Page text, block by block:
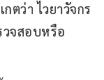
ตว่า ไวยาวัจกร
วจสอบหรือ